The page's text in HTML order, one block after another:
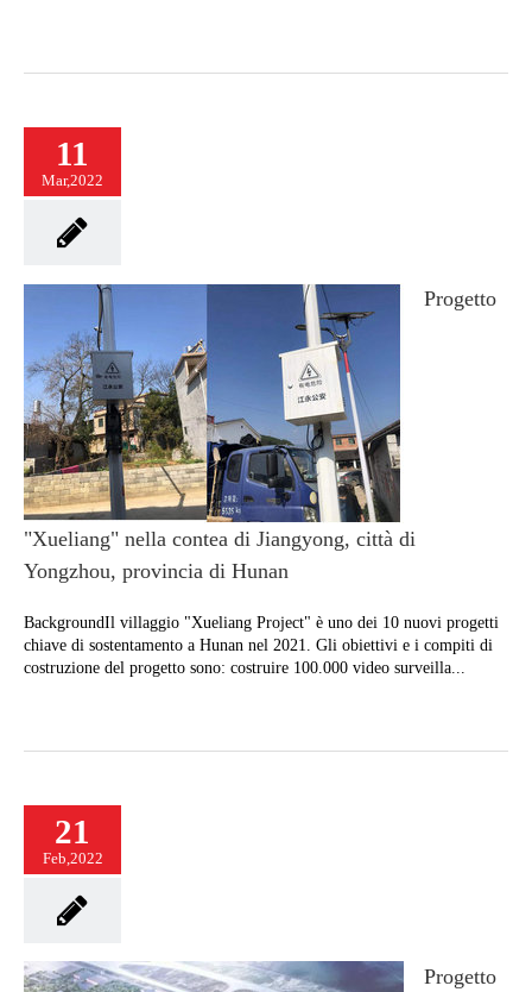
11
Mar,2022
Progetto
"Xueliang" nella contea di Jiangyong, città di
Yongzhou, provincia di Hunan
BackgroundIl villaggio "Xueliang Project" è uno dei 10 nuovi progetti
chiave di sostentamento a Hunan nel 2021. Gli obiettivi e i compiti di
costruzione del progetto sono: costruire 100.000 video surveilla...
21
Feb,2022
Progetto